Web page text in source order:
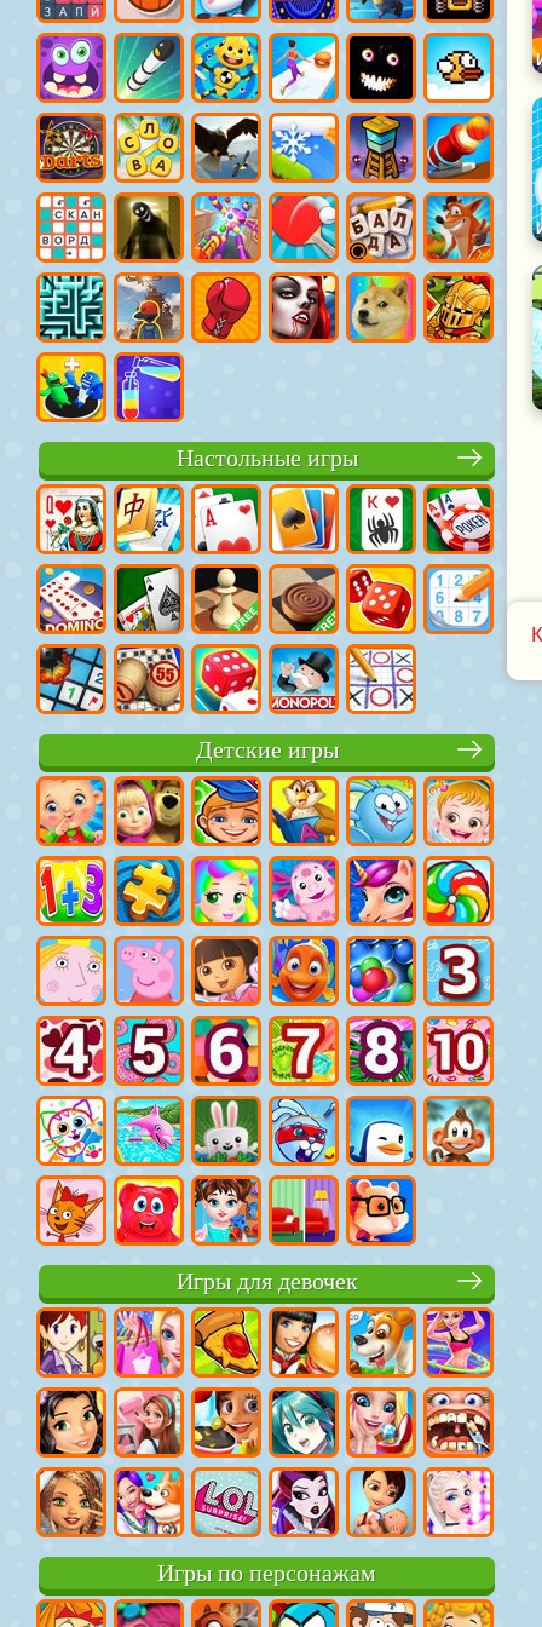
Настольные игры
Детские игры
Игры для девочек
Игры по персонажам